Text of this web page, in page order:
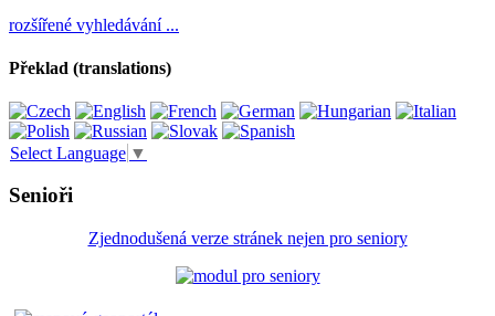
rozšířené vyhledávání ...
Překlad (translations)
Select Language ▼
Senioři
Zjednodušená verze stránek nejen pro seniory